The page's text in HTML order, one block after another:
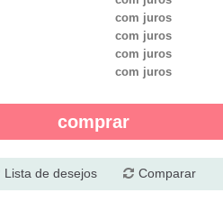
com juros
com juros
com juros
com juros
comprar
Lista de desejos Comparar